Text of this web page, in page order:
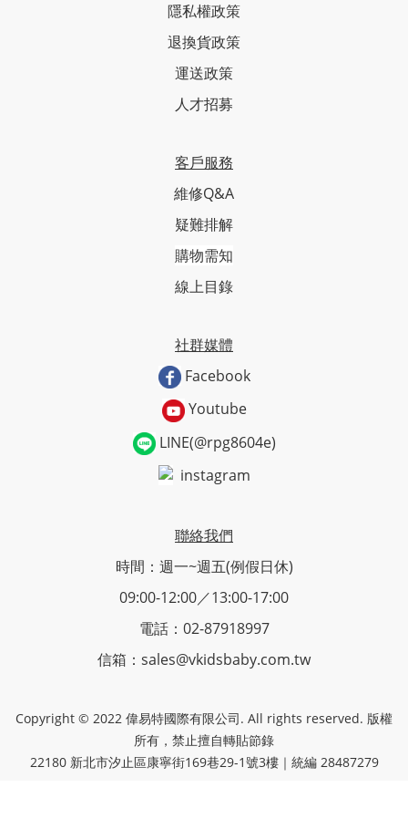
隱私權政策
退換貨政策
運送政策
人才招募
客戶服務
維修Q&A
疑難排解
購物需知
線上目錄
社群媒體
Facebook
Youtube
LINE(@rpg8604e)
instagram
聯絡我們
時間：週一~週五(例假日休)
09:00-12:00／13:00-17:00
電話：02-87918997
信箱：sales@vkidsbaby.com.tw
Copyright © 2022 偉易特國際有限公司. All rights reserved. 版權
所有，禁止擅自轉貼節錄
22180 新北市汐止區康寧街169巷29-1號3樓｜統編 28487279